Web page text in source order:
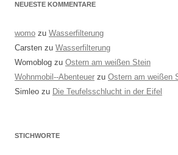
NEUESTE KOMMENTARE
womo zu Wasserfilterung
Carsten zu Wasserfilterung
Womoblog zu Ostern am weißen Stein
Wohnmobil--Abenteuer zu Ostern am weißen
Simleo zu Die Teufelsschlucht in der Eifel
STICHWORTE